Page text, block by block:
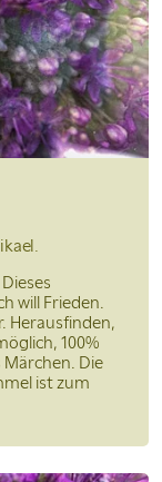
will Frieden.
Herausfinden,
100%
Märchen. Die
ist zum